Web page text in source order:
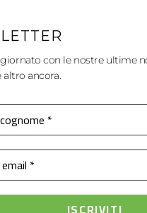
con le nostre ultime
altro ancora.